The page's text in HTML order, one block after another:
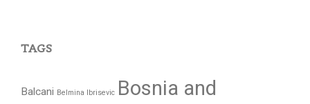
TAGS
Balcani Belmina Ibrisevic Bosnia and